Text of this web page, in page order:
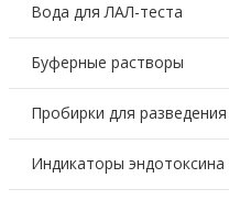
Вода для ЛАЛ-теста
Буферные растворы
Пробирки для
Индикаторы эндотоксина